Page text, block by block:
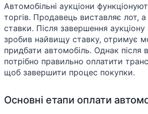
Автомобільні аукціони
торгів. Продавець виставляє лот,
ставки. Після завершення
зробив найвищу ставку, отримує
придбати автомобіль. Однак після
потрібно правильно оплатити
щоб завершити процес покупки.
Основні етапи оплати